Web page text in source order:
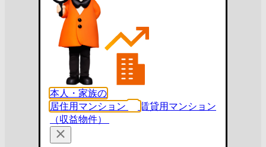
本人・家族の
居住用マンション
賃貸用マンション
（収益物件）